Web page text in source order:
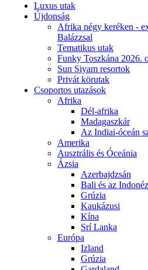
Luxus utak
Újdonság
Afrika négy keréken -
Balázzsal
Tematikus utak
Funky Toszkána 2026.
Sun Siyam resortok
Privát körutak
Csoportos utazások
Afrika
Dél-afrika
Madagaszkár
Az Indiai-óceán
Amerika
Ausztrális és Óceánia
Ázsia
Azerbajdzsán
Bali és az
Grúzia
Kaukázusi
Kína
Srí Lanka
Európa
Izland
Grúzia